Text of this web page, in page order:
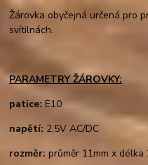
Žárovka obyčejná určená pro
svítilnách.
PARAMETRY ŽÁROVKY:
patice: E10
napětí: 2,5V AC/DC
rozměr: průměr 11mm x délka